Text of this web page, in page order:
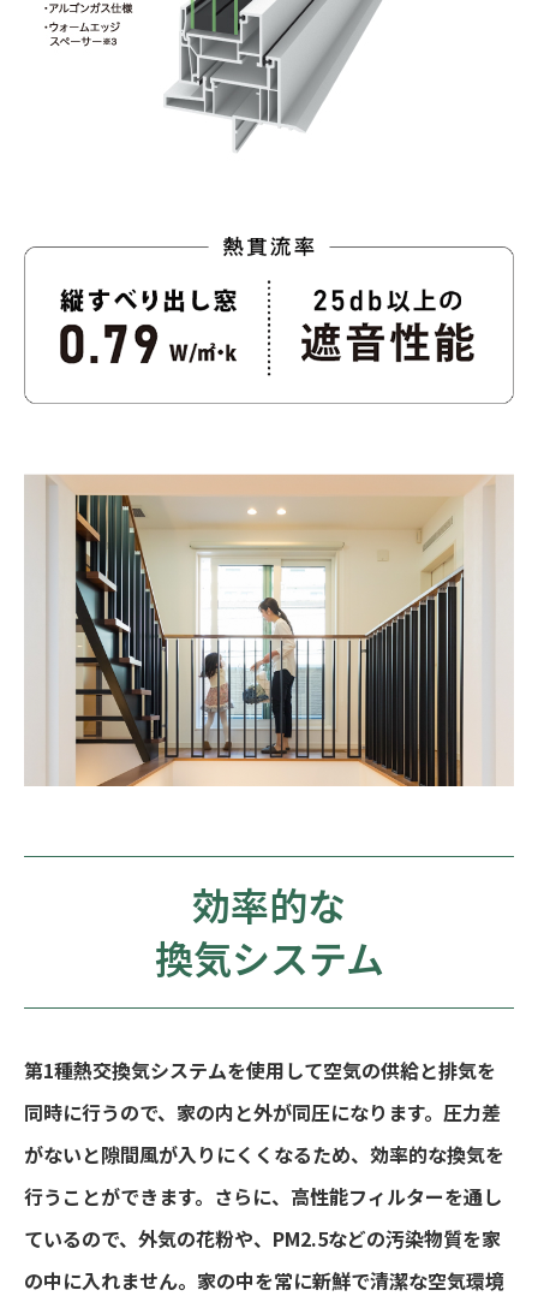
効率的な
換気システム
第1種熱交換気システムを使用して空気の供給と排気を
同時に行うので、家の内と外が同圧になります。圧力差
がないと隙間風が入りにくくなるため、効率的な換気を
行うことができます。さらに、高性能フィルターを通し
ているので、外気の花粉や、PM2.5などの汚染物質を家
の中に入れません。家の中を常に新鮮で清潔な空気環境